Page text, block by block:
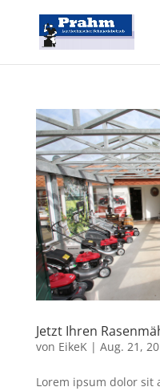
Jetzt Ihren
von EikeK| Aug. 21,
Lorem ipsum dolor sit